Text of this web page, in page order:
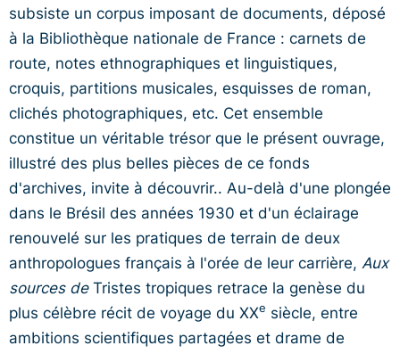
subsiste un corpus imposant de documents, déposé
à la Bibliothèque nationale de France : carnets de
route, notes ethnographiques et linguistiques,
croquis, partitions musicales, esquisses de roman,
clichés photographiques, etc. Cet ensemble
constitue un véritable trésor que le présent ouvrage,
illustré des plus belles pièces de ce fonds
d'archives, invite à découvrir.. Au-delà d'une plongée
dans le Brésil des années 1930 et d'un éclairage
renouvelé sur les pratiques de terrain de deux
anthropologues français à l'orée de leur carrière, Aux
sources deTristes tropiques retrace la genèse du
plus célèbre récit de voyage du XXe siècle, entre
ambitions scientifiques partagées et drame de